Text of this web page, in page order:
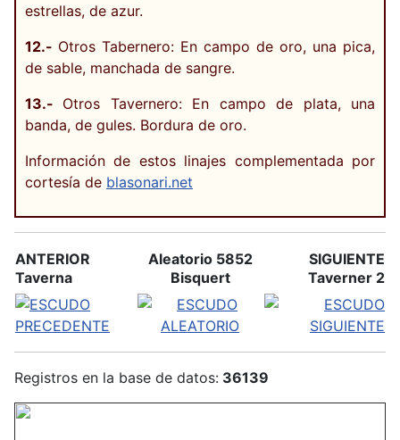
estrellas, de azur.
12.- Otros Tabernero: En campo de oro, una pica,
de sable, manchada de sangre.
13.- Otros Tavernero: En campo de plata, una
banda, de gules. Bordura de oro.
Información de estos linajes complementada por
cortesía de blasonari.net
ANTERIOR
Taverna
Aleatorio 5852
Bisquert
SIGUIENTE
Taverner 2
Registros en la base de datos: 36139